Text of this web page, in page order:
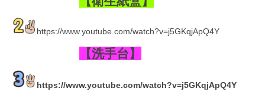
https://www.youtube.com/watch?v=j5GKqjApQ4Y
【洗手台】
https://www.youtube.com/watch?v=j5GKqjApQ4Y